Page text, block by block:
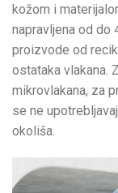
kožom i
napravljena od do
proizvode od
ostataka vlakana.
mikrovlakana, za
se ne
okoliša.